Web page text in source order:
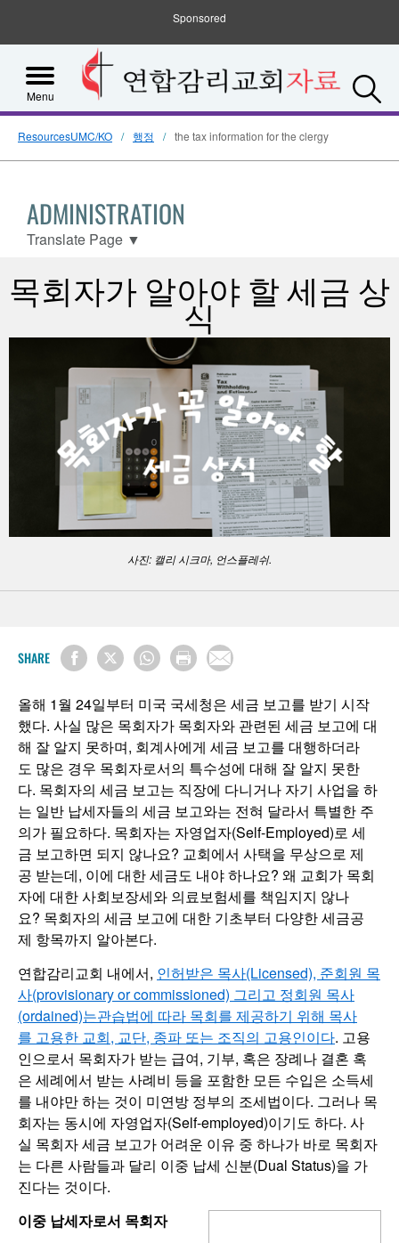
Sponsored
Menu
ResourcesUMC/KO 행정 the tax information for the clergy
ADMINISTRATION
Translate Page ▼
목회자가 알아야 할 세금 상
식
사진: 캘리 시크마, 언스플레쉬.
SHARE
올해 1월 24일부터 미국 국세청은 세금 보고를 받기 시작
했다. 사실 많은 목회자가 목회자와 관련된 세금 보고에 대
해 잘 알지 못하며, 회계사에게 세금 보고를 대행하더라
도 많은 경우 목회자로서의 특수성에 대해 잘 알지 못한
다. 목회자의 세금 보고는 직장에 다니거나 자기 사업을 하
는 일반 납세자들의 세금 보고와는 전혀 달라서 특별한 주
의가 필요하다. 목회자는 자영업자(Self-Employed)로 세
금 보고하면 되지 않나요? 교회에서 사택을 무상으로 제
공 받는데, 이에 대한 세금도 내야 하나요? 왜 교회가 목회
자에 대한 사회보장세와 의료보험세를 책임지지 않나
요? 목회자의 세금 보고에 대한 기초부터 다양한 세금공
제 항목까지 알아본다.
연합감리교회 내에서, 인허받은 목사(Licensed), 준회원 목
사(provisionary or commissioned) 그리고 정회원 목사
(ordained)는관습법에 따라 목회를 제공하기 위해 목사
를 고용한 교회, 교단, 종파 또는 조직의 고용인이다. 고용
인으로서 목회자가 받는 급여, 기부, 혹은 장례나 결혼 혹
은 세례에서 받는 사례비 등을 포함한 모든 수입은 소득세
를 내야만 하는 것이 미연방 정부의 조세법이다. 그러나 목
회자는 동시에 자영업자(Self-employed)이기도 하다. 사
실 목회자 세금 보고가 어려운 이유 중 하나가 바로 목회자
는 다른 사람들과 달리 이중 납세 신분(Dual Status)을 가
진다는 것이다.
이중 납세자로서 목회자